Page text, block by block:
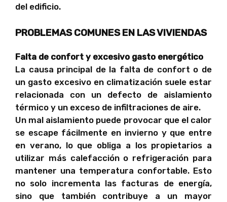
del edificio.
PROBLEMAS COMUNES EN LAS VIVIENDAS
Falta de confort y excesivo gasto energético
La causa principal de la falta de confort o de
un gasto excesivo en climatización suele estar
relacionada con un defecto de aislamiento
térmico y un exceso de infiltraciones de aire.
Un mal aislamiento puede provocar que el calor
se escape fácilmente en invierno y que entre
en verano, lo que obliga a los propietarios a
utilizar más calefacción o refrigeración para
mantener una temperatura confortable. Esto
no solo incrementa las facturas de energía,
sino que también contribuye a un mayor